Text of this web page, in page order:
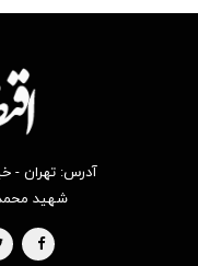
آدرس: تهران -
شهید